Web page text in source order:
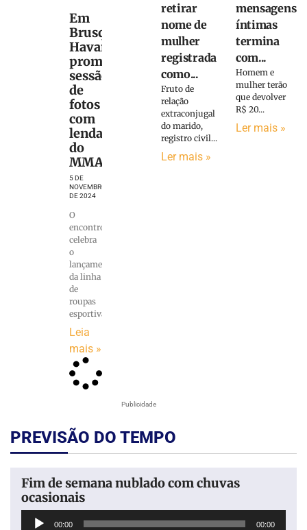
Em
Brusque,
Havan
promove
sessão
de
fotos
com
lendas
do
MMA
5 DE
NOVEMBRO
DE 2024
O
encontro
celebra
o
lançamento
da linha
de
roupas
esportivas
Leia
mais »
Publicidade
retirar
nome de
mulher
registrada
como...
Fruto de
relação
extraconjugal
do marido,
registro civil...
Ler mais »
mensagens
íntimas
termina
com...
Homem e
mulher terão
que devolver
R$ 20...
Ler mais »
PREVISÃO DO TEMPO
Fim de semana nublado com chuvas
ocasionais
Tocador
00:00 00:00